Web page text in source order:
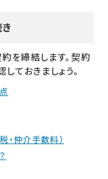
を締結します。契約
ておきましょう。
・仲介手数料）